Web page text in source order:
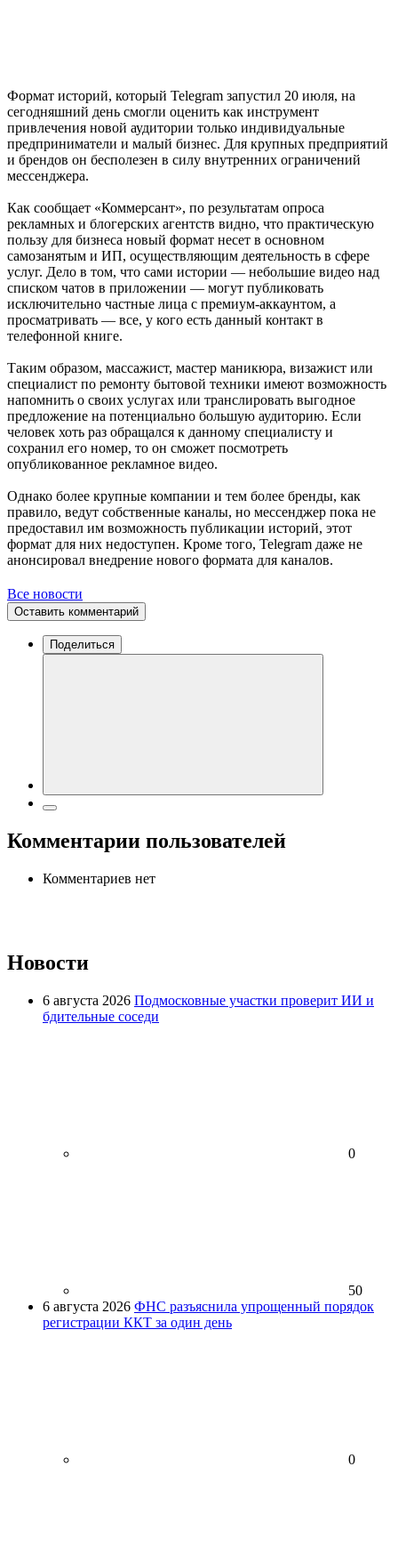
Формат историй, который Telegram запустил 20 июля, на
сегодняшний день смогли оценить как инструмент
привлечения новой аудитории только индивидуальные
предприниматели и малый бизнес. Для крупных предприятий
и брендов он бесполезен в силу внутренних ограничений
мессенджера.
Как сообщает «Коммерсант», по результатам опроса
рекламных и блогерских агентств видно, что практическую
пользу для бизнеса новый формат несет в основном
самозанятым и ИП, осуществляющим деятельность в сфере
услуг. Дело в том, что сами истории — небольшие видео над
списком чатов в приложении — могут публиковать
исключительно частные лица с премиум-аккаунтом, а
просматривать — все, у кого есть данный контакт в
телефонной книге.
Таким образом, массажист, мастер маникюра, визажист или
специалист по ремонту бытовой техники имеют возможность
напомнить о своих услугах или транслировать выгодное
предложение на потенциально большую аудиторию. Если
человек хоть раз обращался к данному специалисту и
сохранил его номер, то он сможет посмотреть
опубликованное рекламное видео.
Однако более крупные компании и тем более бренды, как
правило, ведут собственные каналы, но мессенджер пока не
предоставил им возможность публикации историй, этот
формат для них недоступен. Кроме того, Telegram даже не
анонсировал внедрение нового формата для каналов.
Все новости
Оставить комментарий
Поделиться
Комментарии пользователей
Комментариев нет
Новости
6 августа 2026 Подмосковные участки проверит ИИ и
бдительные соседи
0
50
6 августа 2026 ФНС разъяснила упрощенный порядок
регистрации ККТ за один день
0